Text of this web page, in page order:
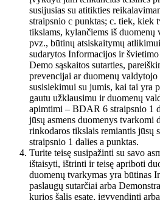
susijusias su atitikties
straipsnio c punktas; c. tiek, kiek
tikslams, kylančiems iš duomenų
pvz., būtinų atsiskaitymų
sudarytos Informacijos ir švietimo
Demo sąskaitos sutarties,
prevencijai ar duomenų
susisiekimui su jumis, kai tai yra
gautu užklausimu ir duomenų
apimtimi – BDAR 6 straipsnio 1
jūsų asmens duomenys tvarkomi
rinkodaros tikslais remiantis
straipsnio 1 dalies a punktas.
Turite teisę susipažinti su savo
ištaisyti, ištrinti ir teisę apriboti
duomenų tvarkymas yra būtinas
paslaugų sutarčiai arba
kurios šalis esate, įgyvendinti